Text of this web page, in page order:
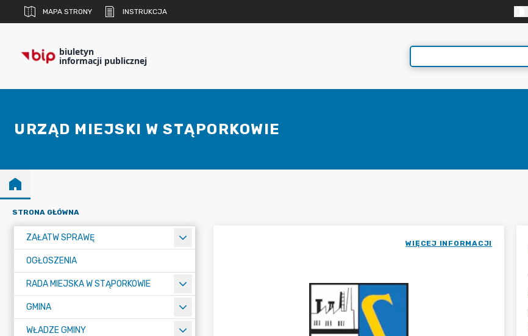
MAPA STRONY INSTRUKCJA
biuletyn
informacji publicznej
URZĄD MIEJSKI W STĄPORKOWIE
STRONA GŁÓWNA
ZAŁATW SPRAWĘ
OGŁOSZENIA
RADA MIEJSKA W STĄPORKOWIE
GMINA
WŁADZE GMINY
WIĘCEJ INFORMACJI